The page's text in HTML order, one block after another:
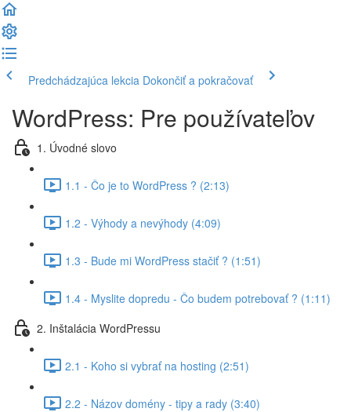
Predchádzajúca lekcia Dokončiť a pokračovať
WordPress: Pre používateľov
1. Úvodné slovo
1.1 - Čo je to WordPress ? (2:13)
1.2 - Výhody a nevýhody (4:09)
1.3 - Bude mi WordPress stačiť ? (1:51)
1.4 - Myslite dopredu - Čo budem potrebovať ? (1:11)
2. Inštalácia WordPressu
2.1 - Koho si vybrať na hosting (2:51)
2.2 - Názov domény - tipy a rady (3:40)